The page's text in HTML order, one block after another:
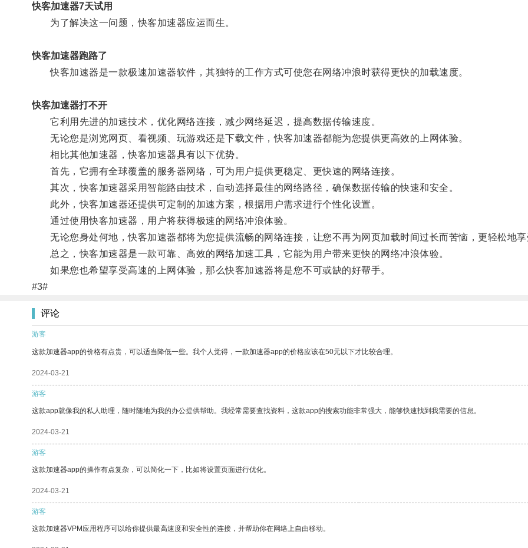
快客加速器7天试用
为了解决这一问题，快客加速器应运而生。
快客加速器跑路了
快客加速器是一款极速加速器软件，其独特的工作方式可使您在网络冲浪时获得更快的加载速度。
快客加速器打不开
它利用先进的加速技术，优化网络连接，减少网络延迟，提高数据传输速度。
无论您是浏览网页、看视频、玩游戏还是下载文件，快客加速器都能为您提供更高效的上网体验。
相比其他加速器，快客加速器具有以下优势。
首先，它拥有全球覆盖的服务器网络，可为用户提供更稳定、更快速的网络连接。
其次，快客加速器采用智能路由技术，自动选择最佳的网络路径，确保数据传输的快速和安全。
此外，快客加速器还提供可定制的加速方案，根据用户需求进行个性化设置。
通过使用快客加速器，用户将获得极速的网络冲浪体验。
无论您身处何地，快客加速器都将为您提供流畅的网络连接，让您不再为网页加载时间过长而苦恼，更轻松地享
总之，快客加速器是一款可靠、高效的网络加速工具，它能为用户带来更快的网络冲浪体验。
如果您也希望享受高速的上网体验，那么快客加速器将是您不可或缺的好帮手。
#3#
评论
游客
这款加速器app的价格有点贵，可以适当降低一些。我个人觉得，一款加速器app的价格应该在50元以下才比较合理。
2024-03-21
游客
这款app就像我的私人助理，随时随地为我的办公提供帮助。我经常需要查找资料，这款app的搜索功能非常强大，能够快速找到我需要的信息。
2024-03-21
游客
这款加速器app的操作有点复杂，可以简化一下，比如将设置页面进行优化。
2024-03-21
游客
这款加速器VPM应用程序可以给你提供最高速度和安全性的连接，并帮助你在网络上自由移动。